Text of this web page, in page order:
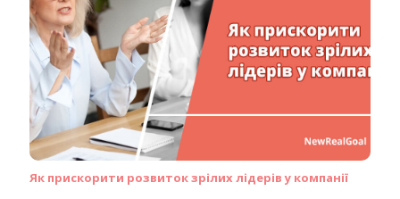
Як прискорити розвиток зрілих лідерів у компанії